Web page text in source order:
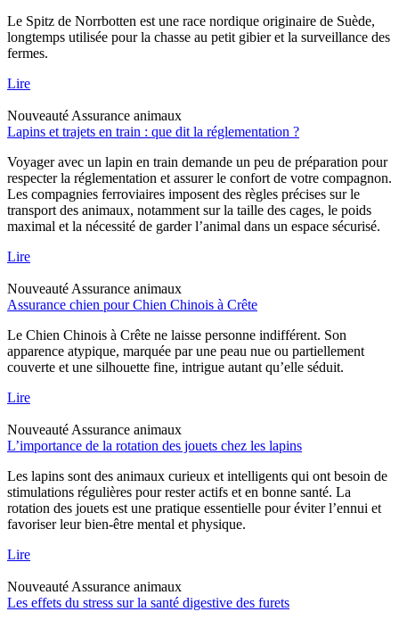
Le Spitz de Norrbotten est une race nordique originaire de Suède,
longtemps utilisée pour la chasse au petit gibier et la surveillance des
fermes.
Lire
Nouveauté Assurance animaux
Lapins et trajets en train : que dit la réglementation ?
Voyager avec un lapin en train demande un peu de préparation pour
respecter la réglementation et assurer le confort de votre compagnon.
Les compagnies ferroviaires imposent des règles précises sur le
transport des animaux, notamment sur la taille des cages, le poids
maximal et la nécessité de garder l’animal dans un espace sécurisé.
Lire
Nouveauté Assurance animaux
Assurance chien pour Chien Chinois à Crête
Le Chien Chinois à Crête ne laisse personne indifférent. Son
apparence atypique, marquée par une peau nue ou partiellement
couverte et une silhouette fine, intrigue autant qu’elle séduit.
Lire
Nouveauté Assurance animaux
L’importance de la rotation des jouets chez les lapins
Les lapins sont des animaux curieux et intelligents qui ont besoin de
stimulations régulières pour rester actifs et en bonne santé. La
rotation des jouets est une pratique essentielle pour éviter l’ennui et
favoriser leur bien-être mental et physique.
Lire
Nouveauté Assurance animaux
Les effets du stress sur la santé digestive des furets